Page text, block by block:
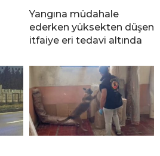
Yangına müdahale
ederken yüksekten düşen
itfaiye eri tedavi altında